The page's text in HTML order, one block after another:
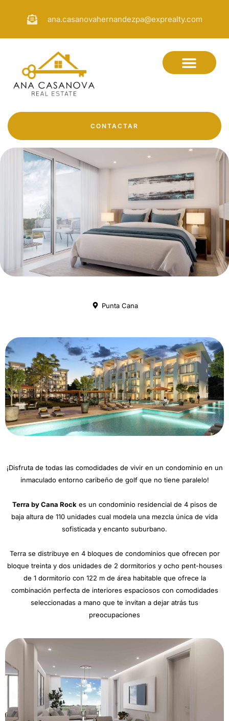
ana.casanovahernandezpa@exprealty.com
CONTACTAR
Punta Cana
¡Disfruta de todas las comodidades de vivir en un condominio en un
inmaculado entorno caribeño de golf que no tiene paralelo!
Terra by Cana Rock es un condominio residencial de 4 pisos de
baja altura de 110 unidades cual modela una mezcla única de vida
sofisticada y encanto suburbano.
Terra se distribuye en 4 bloques de condominios que ofrecen por
bloque treinta y dos unidades de 2 dormitorios y ocho pent-houses
de 1 dormitorio con 122 m de área habitable que ofrece la
combinación perfecta de interiores espaciosos con comodidades
seleccionadas a mano que te invitan a dejar atrás tus
preocupaciones